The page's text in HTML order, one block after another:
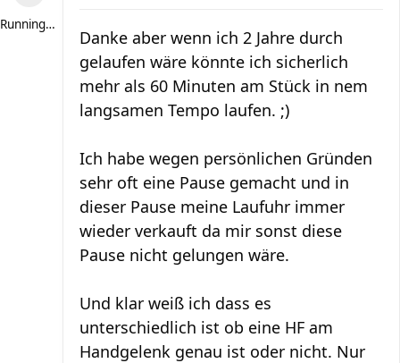
RunningNeele
Danke aber wenn ich 2 Jahre durch
gelaufen wäre könnte ich sicherlich
mehr als 60 Minuten am Stück in nem
langsamen Tempo laufen. ;)
Ich habe wegen persönlichen Gründen
sehr oft eine Pause gemacht und in
dieser Pause meine Laufuhr immer
wieder verkauft da mir sonst diese
Pause nicht gelungen wäre.
Und klar weiß ich dass es
unterschiedlich ist ob eine HF am
Handgelenk genau ist oder nicht. Nur